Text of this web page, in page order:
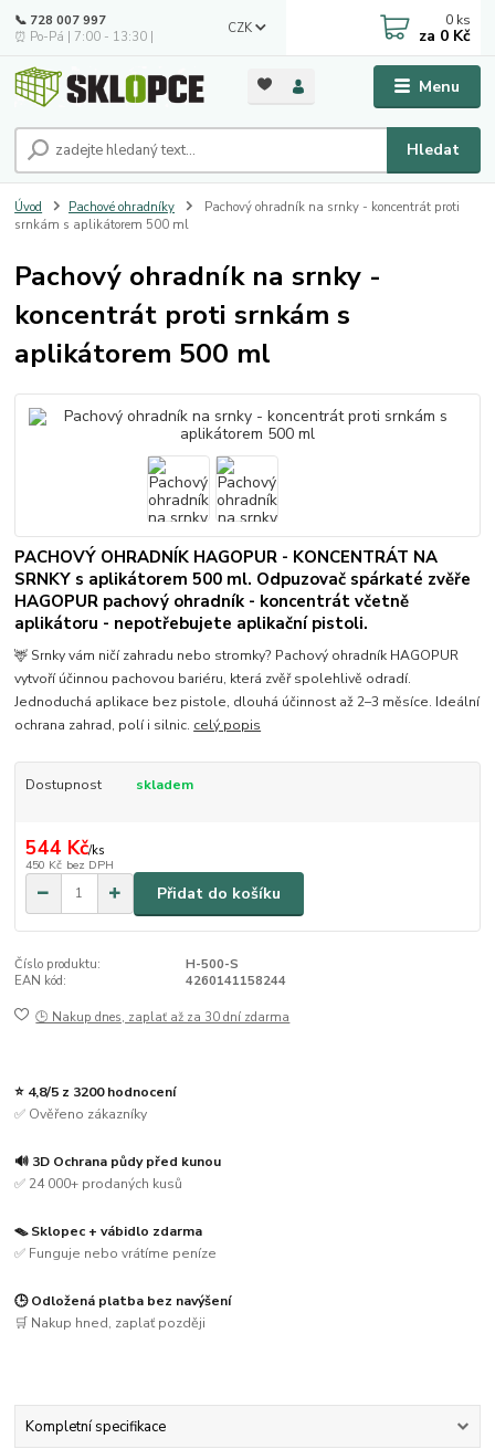
Menu
CZK
Hledat
📞 728 007 997
⏰ Po-Pá | 7:00 - 13:30 |
0 ks
za 0 Kč
Úvod Pachové ohradníky
Pachový ohradník na srnky - koncentrát proti
srnkám s aplikátorem 500 ml
Pachový ohradník na srnky -
koncentrát proti srnkám s
aplikátorem 500 ml
PACHOVÝ OHRADNÍK HAGOPUR - KONCENTRÁT NA
SRNKY s aplikátorem 500 ml. Odpuzovač spárkaté zvěře
HAGOPUR pachový ohradník - koncentrát včetně
aplikátoru - nepotřebujete aplikační pistoli.
🦌 Srnky vám ničí zahradu nebo stromky? Pachový ohradník HAGOPUR
vytvoří účinnou pachovou bariéru, která zvěř spolehlivě odradí.
Jednoduchá aplikace bez pistole, dlouhá účinnost až 2–3 měsíce. Ideální
ochrana zahrad, polí i silnic. celý popis
Dostupnost skladem
544 Kč/ks
450 Kč bez DPH
Přidat do košíku
Číslo produktu:
H-500-S
EAN kód:
4260141158244
🕒 Nakup dnes, zaplať až za 30 dní zdarma
⭐ 4,8/5 z 3200 hodnocení
✅ Ověřeno zákazníky
🔊 3D Ochrana půdy před kunou
✅ 24 000+ prodaných kusů
🪤 Sklopec + vábidlo zdarma
✅ Funguje nebo vrátíme peníze
🕒 Odložená platba bez navýšení
🛒 Nakup hned, zaplať později
Kompletní specifikace